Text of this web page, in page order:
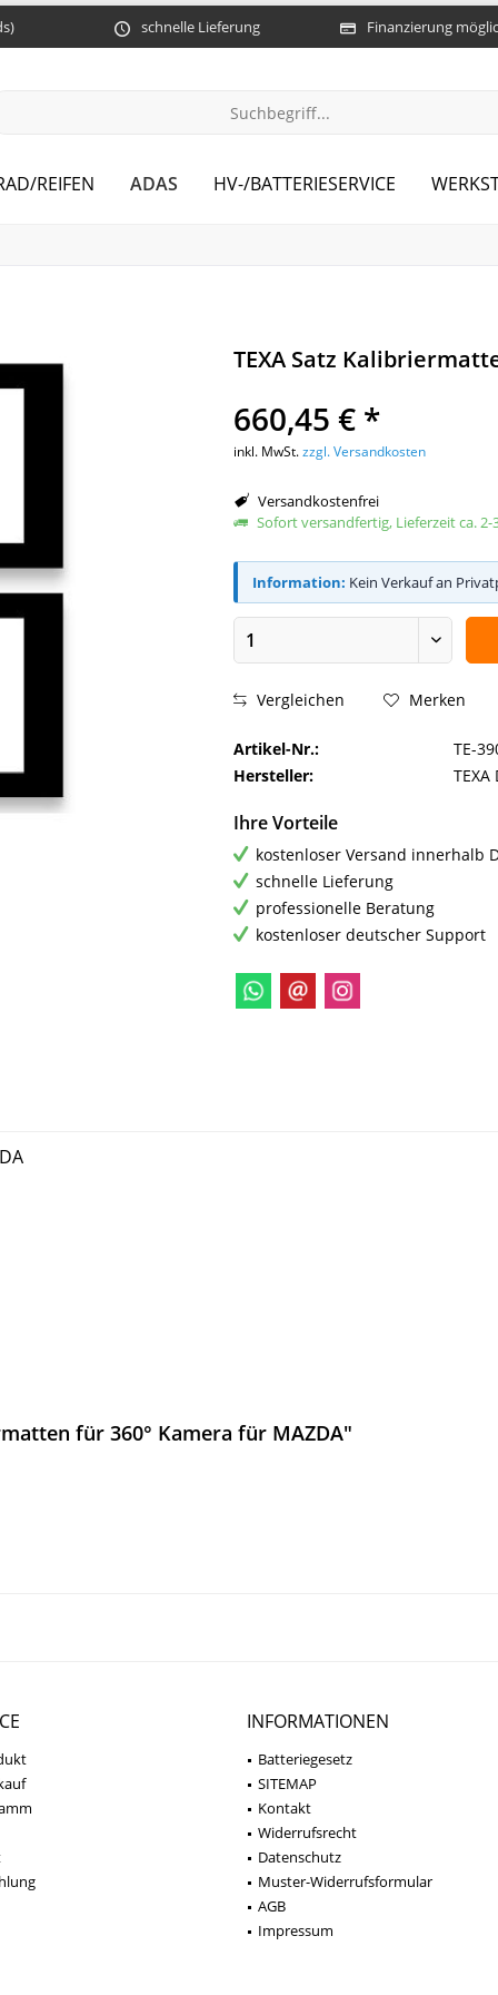
schnelle Lieferung Finanzierung
REIFEN ADAS HV-/BATTERIESERVICE
TEXA Satz
660,45 € *
inkl. MwSt.zzgl. Versandkosten
Versandkostenfrei
Sofort versandfertig, Lieferzeit ca. 2-
Information: Kein Verkauf an
Vergleichen Merken
Artikel-Nr.:
TE-
Hersteller:
Ihre Vorteile
kostenloser Versand innerhalb
schnelle Lieferung
professionelle Beratung
kostenloser deutscher Support
für 360° Kamera für MAZDA"
INFORMATIONEN
Batteriegesetz
SITEMAP
Kontakt
Widerrufsrecht
Datenschutz
Muster-Widerrufsformular
AGB
Impressum